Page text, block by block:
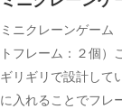
ミニクレーンゲーム
トフレーム：２個）
ギリギリで設計して
に入れることでフレ